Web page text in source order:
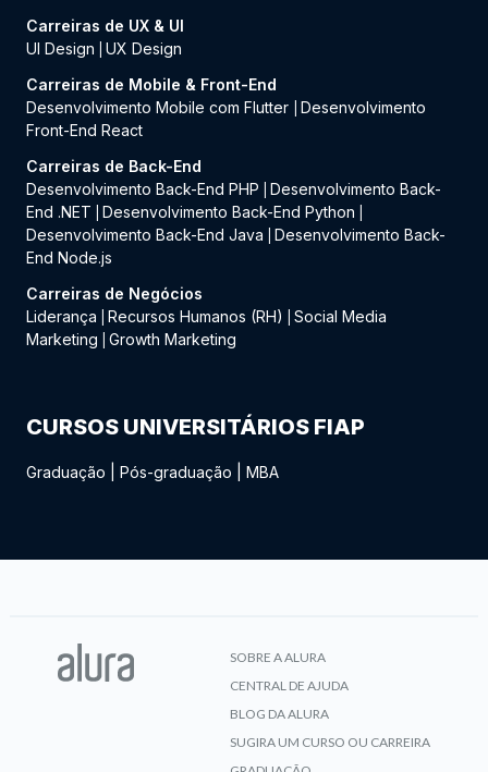
Carreiras de UX & UI
UI Design
UX Design
Carreiras de Mobile & Front-End
Desenvolvimento Mobile com Flutter
Desenvolvimento
Front-End React
Carreiras de Back-End
Desenvolvimento Back-End PHP
Desenvolvimento Back-
End .NET
Desenvolvimento Back-End Python
Desenvolvimento Back-End Java
Desenvolvimento Back-
End Node.js
Carreiras de Negócios
Liderança
Recursos Humanos (RH)
Social Media
Marketing
Growth Marketing
CURSOS UNIVERSITÁRIOS FIAP
Graduação Pós-graduação MBA
SOBRE A ALURA
CENTRAL DE AJUDA
BLOG DA ALURA
SUGIRA UM CURSO OU CARREIRA